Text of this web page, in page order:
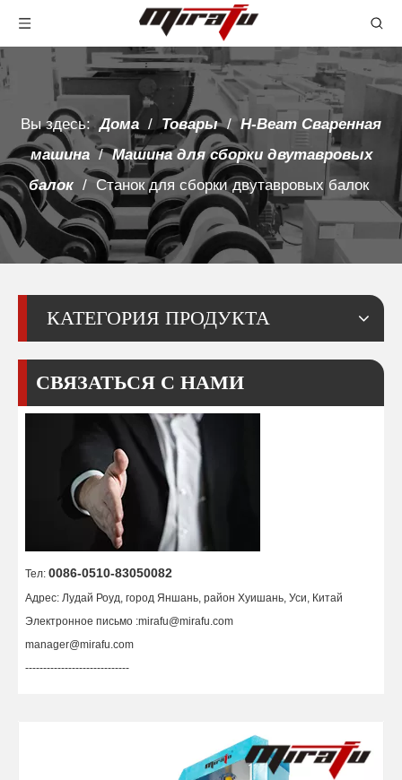
Вы здесь: Дома / Товары / H-Beam Сваренная
машина / Машина для сборки двутавровых
балок / Станок для сборки двутавровых балок
КАТЕГОРИЯ ПРОДУКТА
СВЯЗАТЬСЯ С НАМИ
Тел: 0086-0510-83050082
Адрес: Лудай Роуд, город Яншань, район Хуишань, Уси, Китай
Электронное письмо :mirafu@mirafu.com
manager@mirafu.com
-----------------------------